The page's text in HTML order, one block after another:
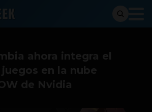
julio de 2025
ahora integra el
en la nube
de Nvidia